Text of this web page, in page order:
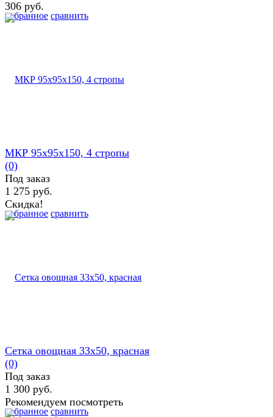
избранное сравнить
306 руб.
избранное сравнить
МКР 95х95х150, 4 стропы
(0)
Под заказ
1 275 руб.
Скидка!
избранное сравнить
Сетка овощная 33х50, красная
(0)
Под заказ
1 300 руб.
Рекомендуем посмотреть